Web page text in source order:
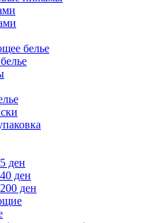
белье
ден
ден
ден